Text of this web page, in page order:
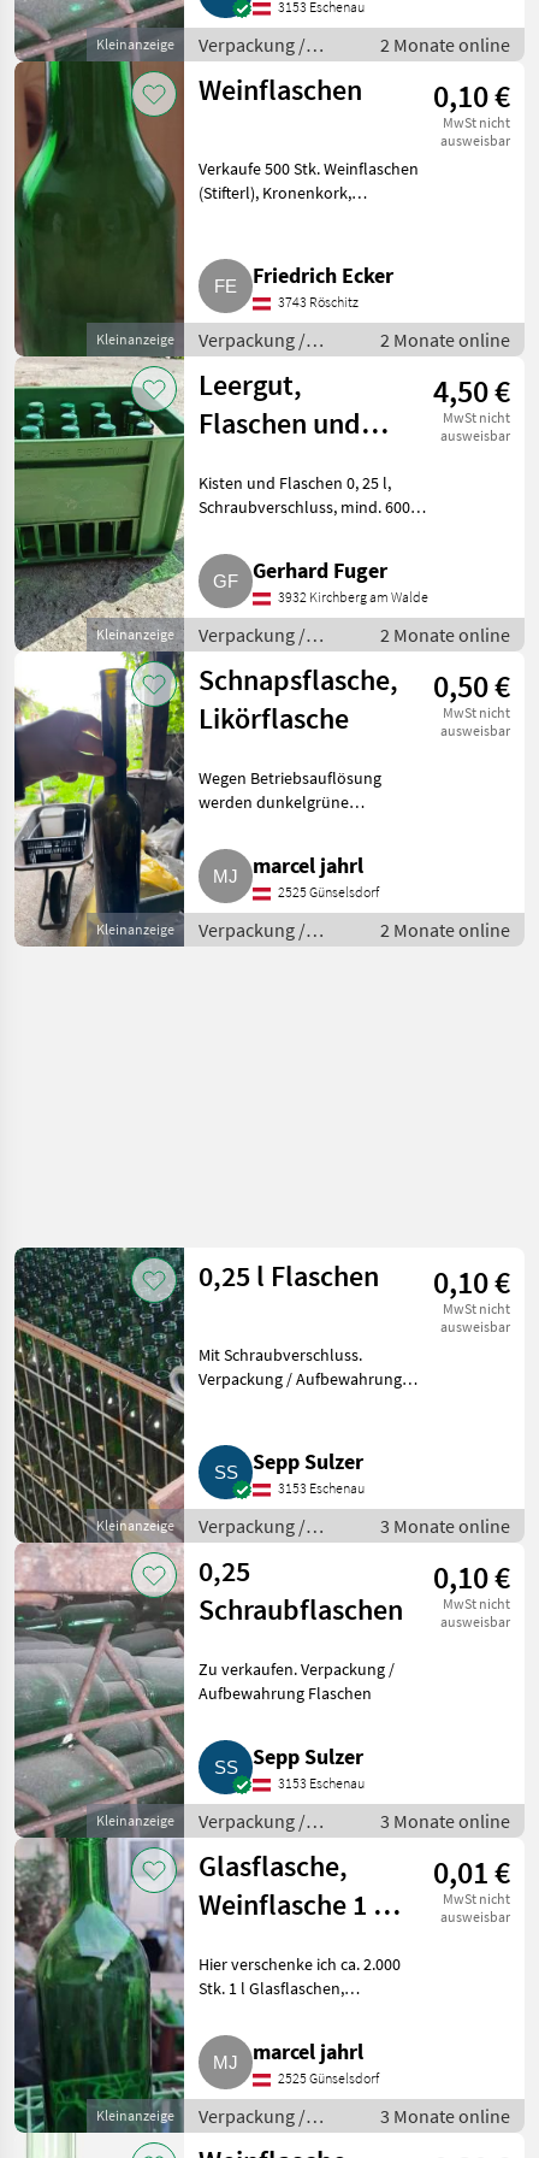
Kleinanzeige
3153 Eschenau
Verpackung /
Aufbewahrung /
Flaschen
2 Monate online
Kleinanzeige
Weinflaschen 0,10 €
MwSt nicht
ausweisbar
Verkaufe 500 Stk. Weinflaschen
(Stifterl), Kronenkork,
Teilmenge möglich. Verpackung
/ Aufbewahrung Flaschen
Friedrich Ecker
3743 Röschitz
Verpackung /
Aufbewahrung /
Flaschen
2 Monate online
Kleinanzeige
Leergut,
Flaschen und
4,50 €
MwSt nicht
ausweisbar
Kisten und Flaschen 0, 25 l,
Schraubverschluss, mind. 600
Verpackung / Aufbewahrung
FlaschenGerhard Fuger
3932 Kirchberg am Walde
Verpackung /
Aufbewahrung /
Flaschen
2 Monate online
Kleinanzeige
Schnapsflasche,
Likörflasche
0,50 €
MwSt nicht
ausweisbar
Wegen Betriebsauflösung
werden dunkelgrüne
Fassungsvermögen verkauft.
Über 60 Flaschen. Verpackung /
Aufbewahrung Flaschen
marcel jahrl
2525 Günselsdorf
Verpackung /
Aufbewahrung /
2 Monate online
Kleinanzeige
0,25 l Flaschen 0,10 €
MwSt nicht
ausweisbar
Mit Schraubverschluss.
Verpackung / Aufbewahrung
Sepp Sulzer
3153 Eschenau
Verpackung /
Aufbewahrung /
Flaschen
3 Monate online
Kleinanzeige
0,25
Schraubflaschen
0,10 €
MwSt nicht
ausweisbar
Zu verkaufen. Verpackung /
Aufbewahrung Flaschen
Sepp Sulzer
3153 Eschenau
Verpackung /
Aufbewahrung /
Flaschen
3 Monate online
Kleinanzeige
Glasflasche,
Weinflasche 1 l
0,01 €
MwSt nicht
ausweisbar
Hier verschenke ich ca. 2.000
Stk. 1 l Glasflaschen,
Flaschenmündung:
Bandmündung. Verpackung /
Aufbewahrung Flaschen
marcel jahrl
2525 Günselsdorf
Verpackung /
Aufbewahrung /
3 Monate online